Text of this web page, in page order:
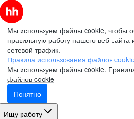
Мы используем файлы cookie, чтобы
правильную работу нашего веб-сайта
сетевой трафик.
Правила использования файлов cookie
Мы используем файлы cookie.
файлов cookie
Понятно
Ищу работу